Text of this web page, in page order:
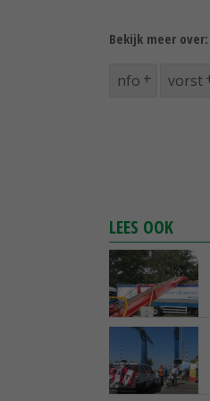
Bekijk meer over:
nfo vorst
LEES OOK